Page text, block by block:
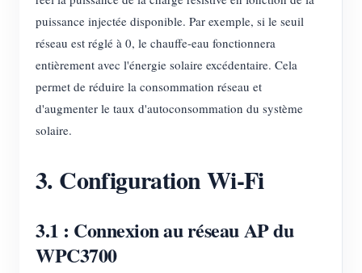
puissance injectée disponible. Par exemple, si le seuil
réseau est réglé à 0, le chauffe-eau fonctionnera
entièrement avec l'énergie solaire excédentaire. Cela
permet de réduire la consommation réseau et
d'augmenter le taux d'autoconsommation du système
solaire.
3. Configuration Wi-Fi
3.1 : Connexion au réseau AP du
WPC3700